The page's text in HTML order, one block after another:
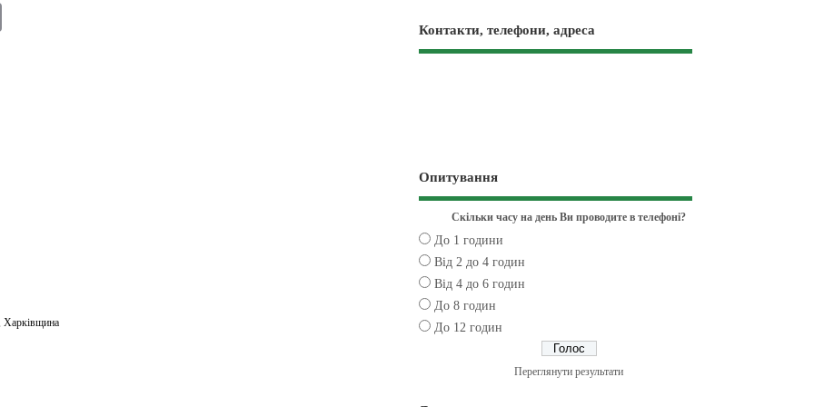
Харківщина
Контакти, телефони, адреса
Опитування
Скільки часу на день Ви проводите в телефоні?
До 1 години
Від 2 до 4 годин
Від 4 до 6 годин
До 8 годин
До 12 годин
Переглянути результати